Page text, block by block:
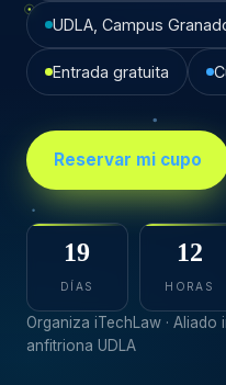
UDLA, Campus
Entrada gratuita
Reservar mi cupo
19
DÍAS
12
HORAS
Organiza iTechLaw · Aliado
anfitriona UDLA